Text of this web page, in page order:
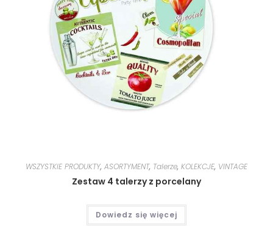
WSZYSTKIE PRODUKTY, ASORTYMENT, Talerze, KOLEKCJE, VINTAGE
Zestaw 4 talerzy z porcelany
Dowiedz się więcej